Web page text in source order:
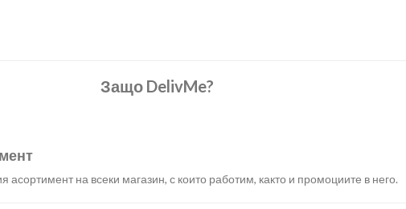
Защо DelivMe?
асортимент на всеки магазин, с които работим, както и промоциите в него.